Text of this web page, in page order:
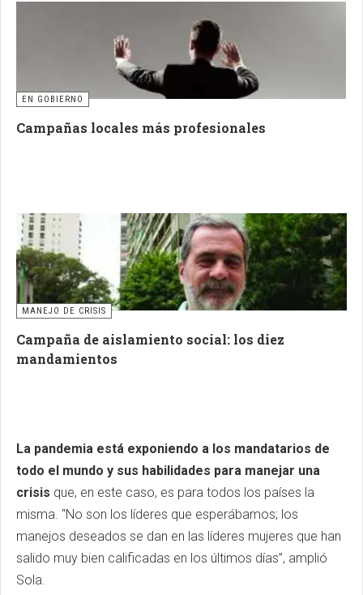
EN GOBIERNO
Campañas locales más profesionales
MANEJO DE CRISIS
Campaña de aislamiento social: los diez
mandamientos
La pandemia está exponiendo a los mandatarios de
todo el mundo y sus habilidades para manejar una
crisis que, en este caso, es para todos los países la
misma. “No son los líderes que esperábamos; los
manejos deseados se dan en las líderes mujeres que han
salido muy bien calificadas en los últimos días”, amplió
Sola.